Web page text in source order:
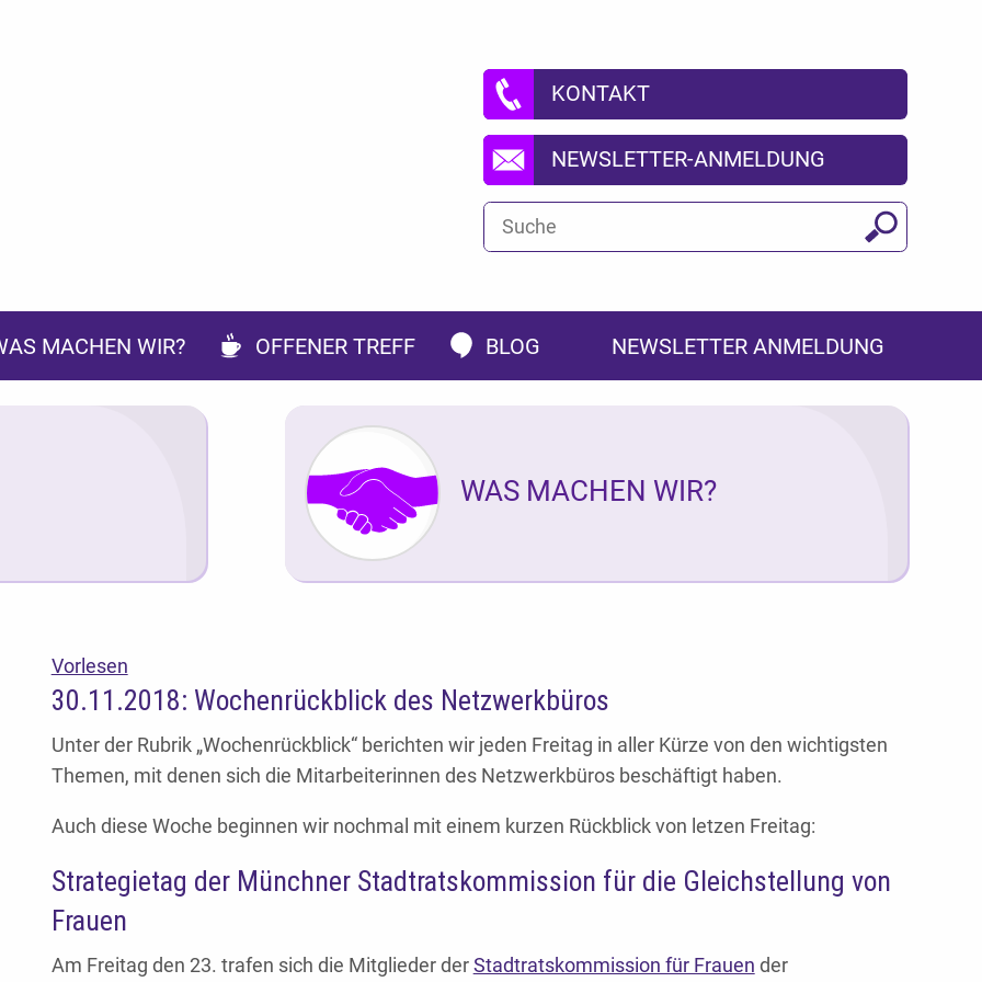
KONTAKT
NEWSLETTER-ANMELDUNG
Suchbegriff
Suchen
MACHEN WIR? OFFENER TREFF BLOG NEWSLETTER ANMELDUNG
WAS MACHEN WIR?
Vorlesen
30.11.2018: Wochenrückblick des Netzwerkbüros
Unter der Rubrik „Wochenrückblick“ berichten wir jeden Freitag in aller Kürze von den wichtigsten
Themen, mit denen sich die Mitarbeiterinnen des Netzwerkbüros beschäftigt haben.
Auch diese Woche beginnen wir nochmal mit einem kurzen Rückblick von letzen Freitag:
Strategietag der Münchner Stadtratskommission für die Gleichstellung von
Frauen
Am Freitag den 23. trafen sich die Mitglieder derStadtratskommission für Frauen der